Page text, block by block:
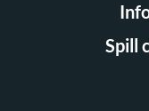
Spill